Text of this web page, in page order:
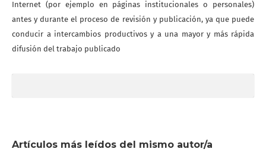
Internet (por ejemplo en páginas institucionales o personales)
antes y durante el proceso de revisión y publicación, ya que puede
conducir a intercambios productivos y a una mayor y más rápida
difusión del trabajo publicado
Artículos más leídos del mismo autor/a